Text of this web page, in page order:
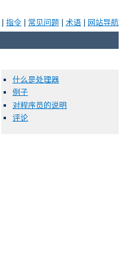
指令 常见问题 术语 网站导航
什么是处理器
例子
对程序员的说明
评论